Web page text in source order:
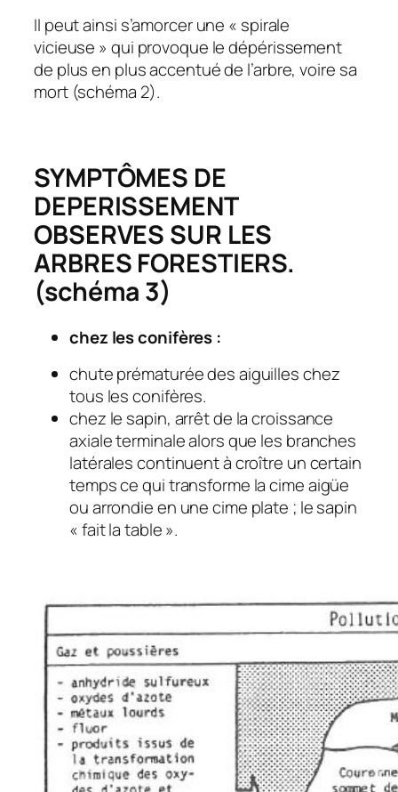
Il peut ainsi s’amorcer une « spirale
vicieuse » qui provoque le dépérissement
de plus en plus accentué de l’arbre, voire sa
mort (schéma 2).
SYMPTÔMES DE
DEPERISSEMENT
OBSERVES SUR LES
ARBRES FORESTIERS.
(schéma 3)
chez les conifères :
chute prématurée des aiguilles chez
tous les conifères.
chez le sapin, arrêt de la croissance
axiale terminale alors que les branches
latérales continuent à croître un certain
temps ce qui transforme la cime aigüe
ou arrondie en une cime plate ; le sapin
« fait la table ».